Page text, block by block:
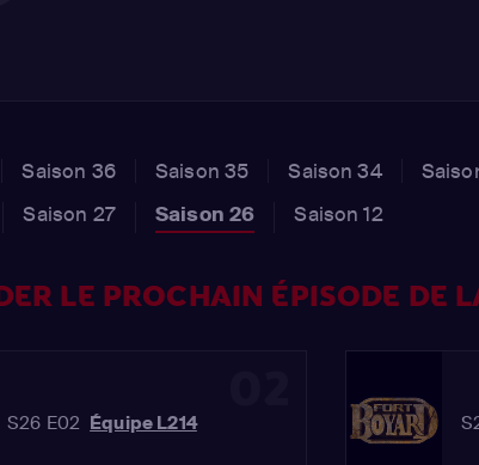
Saison 36 Saison 35 Saison 34
Saison 27 Saison 26 Saison 12
LE PROCHAIN ÉPISODE DE
S26 E02 Équipe L214